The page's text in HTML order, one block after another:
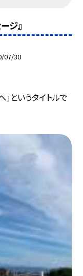
ジ』
07/30
というタイトルで